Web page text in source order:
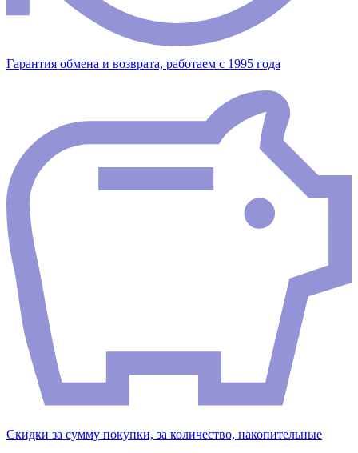
Гарантия обмена и возврата, работаем с 1995 года
Скидки за сумму покупки, за количество, накопительные